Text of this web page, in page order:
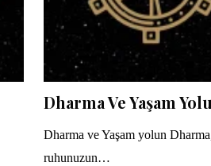
Dharma Ve Yaşam
Dharma ve Yaşam yolun
ruhunuzun…